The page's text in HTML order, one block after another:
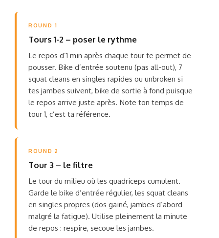
ROUND 1
Tours 1-2 – poser le rythme
Le repos d’1 min après chaque tour te permet de
pousser. Bike d’entrée soutenu (pas all-out), 7
squat cleans en singles rapides ou unbroken si
tes jambes suivent, bike de sortie à fond puisque
le repos arrive juste après. Note ton temps de
tour 1, c’est ta référence.
ROUND 2
Tour 3 – le filtre
Le tour du milieu où les quadriceps cumulent.
Garde le bike d’entrée régulier, les squat cleans
en singles propres (dos gainé, jambes d’abord
malgré la fatigue). Utilise pleinement la minute
de repos : respire, secoue les jambes.